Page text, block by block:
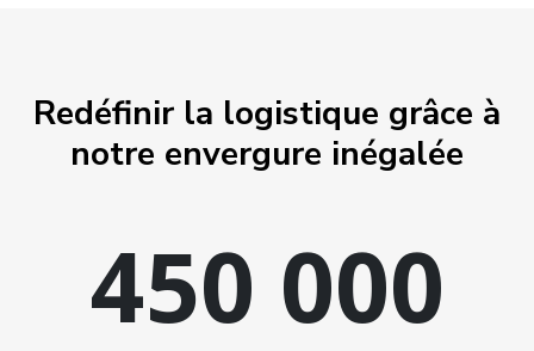
Redéfinir la logistique grâce à
notre envergure inégalée
450 000